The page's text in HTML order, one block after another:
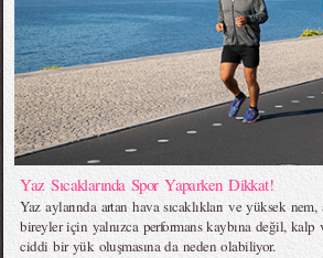
Yaz Sıcaklarında Spor Yaparken Dikkat!
Yaz aylarında artan hava sıcaklıkları ve yüksek
bireyler için yalnızca performans kaybına değil, kalp
ciddi bir yük oluşmasına da neden olabiliyor.